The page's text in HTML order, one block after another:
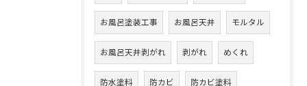
お風呂塗装工事 お風呂天井 モルタル
お風呂天井剥がれ 剥がれ めくれ
防水塗料 防カビ 防カビ塗料